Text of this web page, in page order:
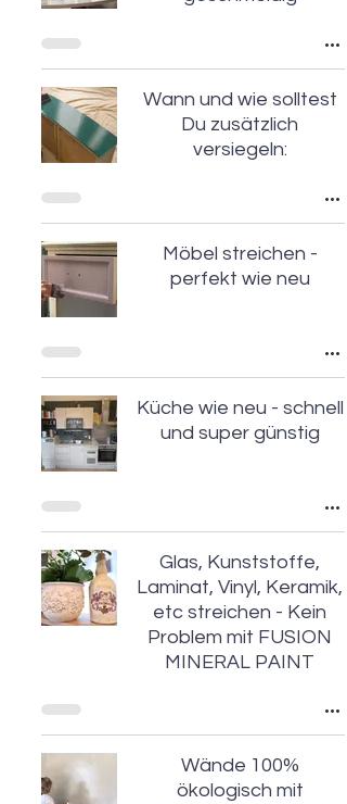
Wann und wie solltest
Du zusätzlich
versiegeln:
Möbel streichen -
perfekt wie neu
Küche wie neu - schnell
und super günstig
Glas, Kunststoffe,
Laminat, Vinyl, Keramik,
etc streichen - Kein
Problem mit FUSION
MINERAL PAINT
Wände 100%
ökologisch mit